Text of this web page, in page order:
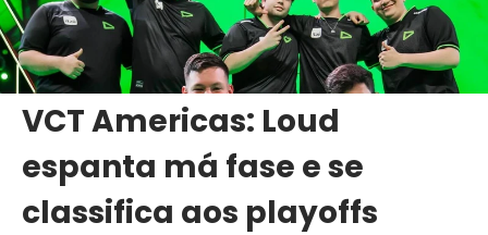
VCT Americas: Loud
espanta má fase e se
classifica aos playoffs